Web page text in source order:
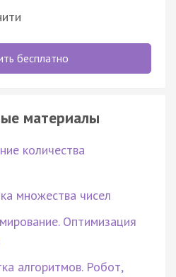
бесплатно
материалы
количества
множества чисел
Оптимизация
алгоритмов. Робот,